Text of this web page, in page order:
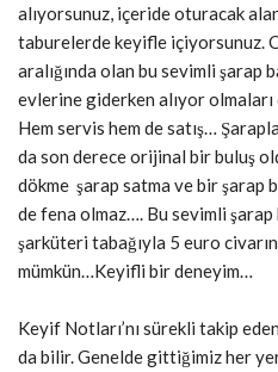
alıyorsunuz, içeride oturacak alan
taburelerde keyifle içiyorsunuz.
aralığında olan bu sevimli şarap
evlerine giderken alıyor olmaları
Hem servis hem de satış…
da son derece orijinal bir buluş
dökme şarap satma ve bir şarap
de fena olmaz…. Bu sevimli şarap
şarküteri tabağıyla 5 euro
mümkün…Keyifli bir deneyim…
Keyif Notları’nı sürekli takip
da bilir. Genelde gittiğimiz her